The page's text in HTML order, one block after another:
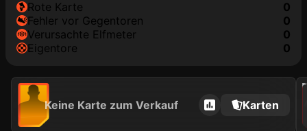
rote Karte
0
Fehler vor Gegentoren
0
Verursachte Elfmeter
0
Eigentore
0
Keine Karte zum Verkauf Karten
2024